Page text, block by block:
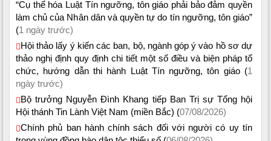
“Cụ thể hóa Luật Tín ngưỡng, tôn giáo phải bảo đảm quyền
làm chủ của Nhân dân và quyền tự do tín ngưỡng, tôn giáo”
(1 ngày trước)
Hội thảo lấy ý kiến các ban, bộ, ngành góp ý vào hồ sơ dự
thảo nghị định quy định chi tiết một số điều và biện pháp tổ
chức, hướng dẫn thi hành Luật Tín ngưỡng, tôn giáo (1
ngày trước)
Bộ trưởng Nguyễn Đình Khang tiếp Ban Trị sự Tổng hội
Hội thánh Tin Lành Việt Nam (miền Bắc) (07/08/2026)
Chính phủ ban hành chính sách đối với người có uy tín